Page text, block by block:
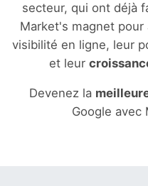
secteur, qui ont déjà
Market's magnet
visibilité en ligne, leur
et leur
Devenez la
Google avec